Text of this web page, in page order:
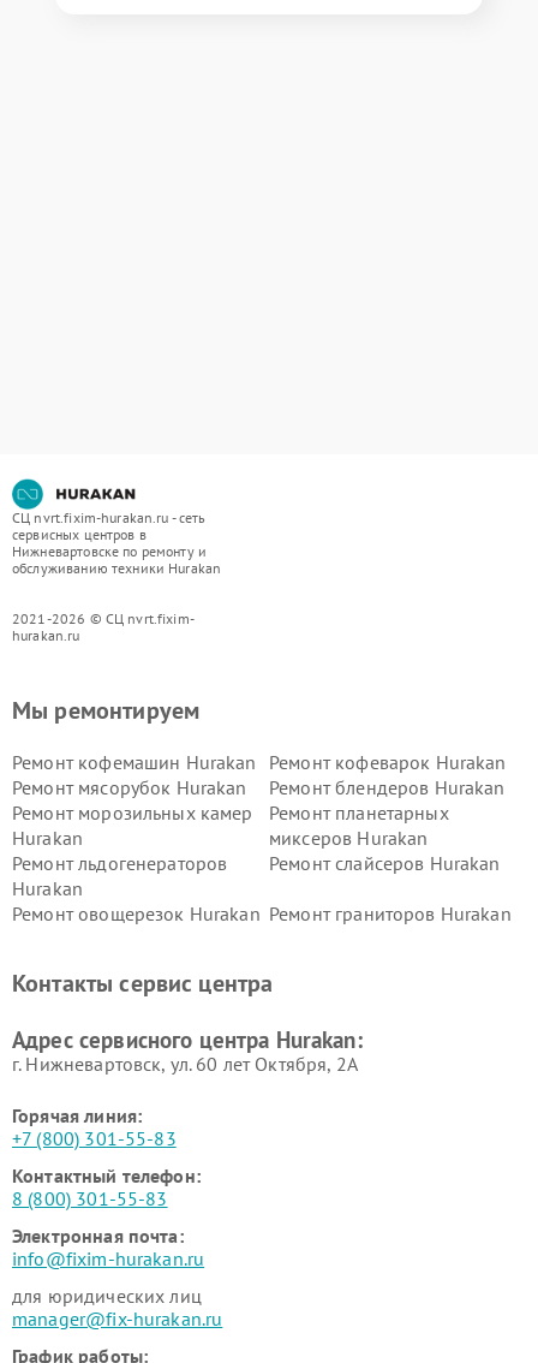
СЦ nvrt.fixim-hurakan.ru - сеть
сервисных центров в
Нижневартовске по ремонту и
обслуживанию техники Hurakan
2021-2026 © СЦ nvrt.fixim-
hurakan.ru
Мы ремонтируем
Ремонт кофемашин Hurakan
Ремонт кофеварок Hurakan
Ремонт мясорубок Hurakan
Ремонт блендеров Hurakan
Ремонт морозильных камер
Hurakan
Ремонт планетарных
миксеров Hurakan
Ремонт льдогенераторов
Hurakan
Ремонт слайсеров Hurakan
Ремонт овощерезок Hurakan Ремонт граниторов Hurakan
Hurakan
Контакты сервис центра
Адрес сервисного центра Hurakan:
г. Нижневартовск, ул. 60 лет Октября, 2А
Горячая линия:
+7 (800) 301-55-83
Контактный телефон:
8 (800) 301-55-83
Электронная почта:
info@fixim-hurakan.ru
для юридических лиц
manager@fix-hurakan.ru
График работы: